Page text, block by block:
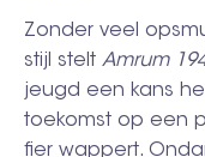
Zonder veel
stijl stelt Amrum
jeugd een kans
toekomst op een
fier wappert.